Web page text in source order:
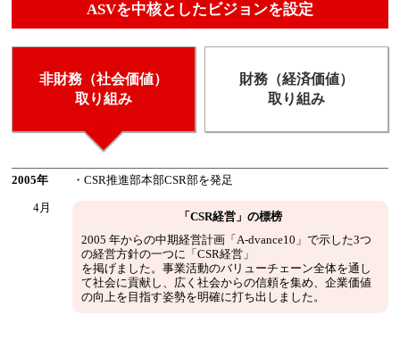
ASVを中核としたビジョンを設定
非財務（社会価値）
取り組み
財務（経済価値）
取り組み
2005年 ・CSR推進部本部CSR部を発足
4月
「CSR経営」の標榜
2005 年からの中期経営計画「A-dvance10」で示した3つ
の経営方針の一つに「CSR経営」
を掲げました。事業活動のバリューチェーン全体を通し
て社会に貢献し、広く社会からの信頼を集め、企業価値
の向上を目指す姿勢を明確に打ち出しました。